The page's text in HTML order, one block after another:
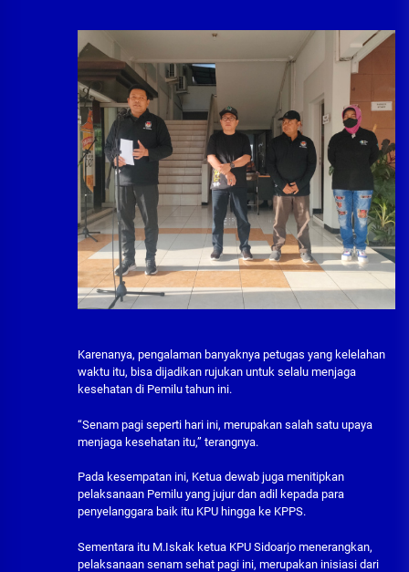
Karenanya, pengalaman banyaknya petugas yang kelelahan
waktu itu, bisa dijadikan rujukan untuk selalu menjaga
kesehatan di Pemilu tahun ini.
“Senam pagi seperti hari ini, merupakan salah satu upaya
menjaga kesehatan itu,” terangnya.
Pada kesempatan ini, Ketua dewab juga menitipkan
pelaksanaan Pemilu yang jujur dan adil kepada para
penyelanggara baik itu KPU hingga ke KPPS.
Sementara itu M.Iskak ketua KPU Sidoarjo menerangkan,
pelaksanaan senam sehat pagi ini, merupakan inisiasi dari